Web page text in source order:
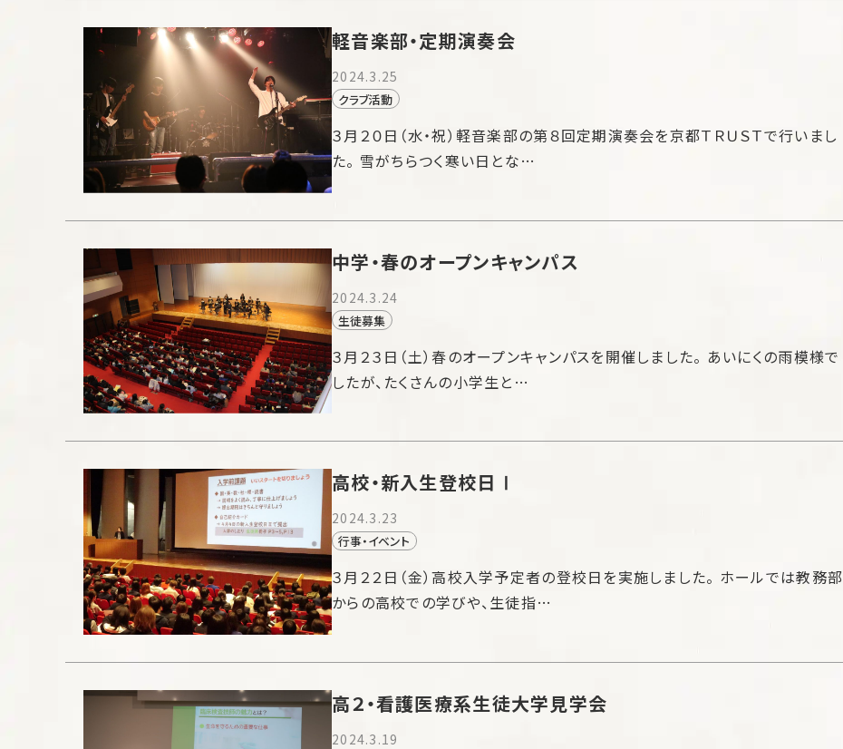
軽音楽部・定期演奏会
2024.3.25
クラブ活動
３月２０日（水・祝）軽音楽部の第８回定期演奏会を京都ＴＲＵＳＴで行いまし
た。 雪がちらつく寒い日とな…
中学・春のオープンキャンパス
2024.3.24
生徒募集
３月２３日（土）春のオープンキャンパスを開催しました。 あいにくの雨模様で
したが、たくさんの小学生と…
高校・新入生登校日Ⅰ
2024.3.23
行事・イベント
３月２２日（金）高校入学予定者の登校日を実施しました。 ホールでは教務部
からの高校での学びや、生徒指…
高２・看護医療系生徒大学見学会
2024.3.19